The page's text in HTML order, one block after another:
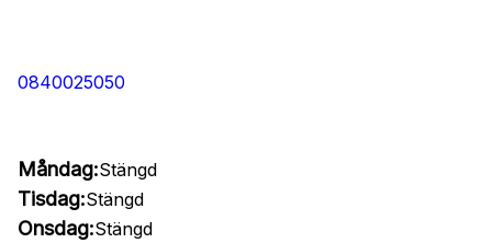
0840025050
Måndag:Stängd
Tisdag:Stängd
Onsdag:Stängd